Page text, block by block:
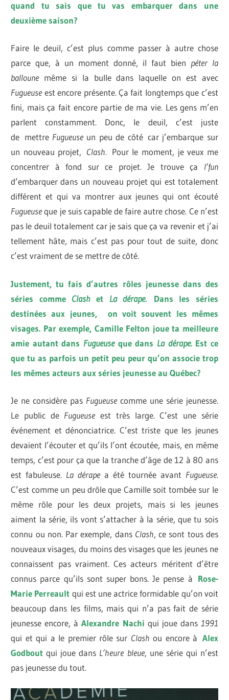
quand tu sais que tu vas embarquer dans une
deuxième saison?
Faire le deuil, c’est plus comme passer à autre chose
parce que, à un moment donné, il faut bien péter la
ballounemême si la bulle dans laquelle on est avec
Fugueuseest encore présente. Ça fait longtemps que c’est
fini, mais ça fait encore partie de ma vie. Les gens m’en
parlent constamment. Donc, le deuil, c’est juste
de mettre Fugueuseun peu de côtécar j’embarque sur
un nouveau projet, Clash. Pour le moment, je veux me
concentrer à fond sur ce projet. Je trouve ça l’fun
d’embarquer dans un nouveau projet qui est totalement
différent et qui va montrer aux jeunes qui ont écouté
Fugueuseque je suis capable de faire autre chose. Ce n’est
pas le deuil totalement car je sais que ça va revenir et j’ai
tellement hâte, mais c’est pas pour tout de suite, donc
c’est vraiment de se mettre de côté.
Justement, tu fais d’autres rôles jeunesse dans des
séries comme Clashet La dérape.Dans les séries
destinées aux jeunes, on voit souvent les mêmes
visages. Par exemple, Camille Felton joue ta meilleure
amie autant dans Fugueuseque dans La dérape. Est ce
que tu as parfois un petit peu peur qu’on associe trop
les mêmes acteurs aux séries jeunesse au Québec?
Je ne considère pas Fugueusecomme une série jeunesse.
Le public de Fugueuseest très large. C’est une série
événement et dénonciatrice. C’est triste que les jeunes
devaient l’écouter et qu’ils l’ont écoutée, mais, en même
temps, c’est pour ça que la tranche d’âge de 12 à 80 ans
est fabuleuse. La dérapea été tournée avant Fugueuse.
C’est comme un peu drôle que Camille soit tombée sur le
même rôle pour les deux projets, mais si les jeunes
aiment la série, ils vont s’attacher à la série, que tu sois
connu ou non. Par exemple, dans Clash, ce sont tous des
nouveaux visages, du moins des visages que les jeunes ne
connaissent pas vraiment. Ces acteurs méritent d’être
connus parce qu’ils sont super bons. Je pense à Rose-
Marie Perreault qui est une actrice formidable qu’on voit
beaucoup dans les films, mais qui n’a pas fait de série
jeunesse encore, àAlexandre Nachi qui joue dans 1991
qui et qui a le premier rôle sur Clash ou encore à Alex
Godbout qui joue dans L’heure bleue, une série qui n’est
pas jeunesse du tout.